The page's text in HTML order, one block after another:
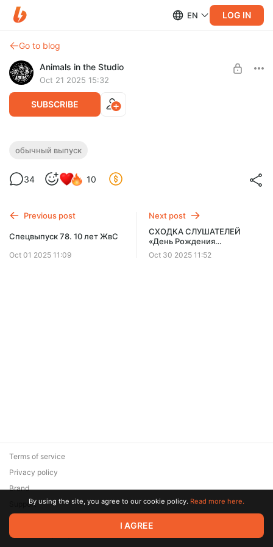
EN LOG IN
Go to blog
Animals in the Studio
Oct 21 2025 15:32
SUBSCRIBE
Выпуск 245. Контент из нашей Д****
Silent Hill f, «Декстер: Воскрешение», «Глазами пса» (Good
Boy), отбитые новости и письмо про потерю мужской
Важная Персона
обычный выпуск
34 10
Previous post
Спецвыпуск 78. 10 лет ЖвС
Oct 01 2025 11:09
Next post
СХОДКА СЛУШАТЕЛЕЙ
«День Рождения
Владимира»!
Oct 30 2025 11:52
© 2026 Zaya Solutions Limited. All rights reserved. All trademarks
are the property of their respective owners.
Terms of service
Privacy policy
Brand
SupportBy using the site, you agree to our cookie policy. Read more here.
I AGREE